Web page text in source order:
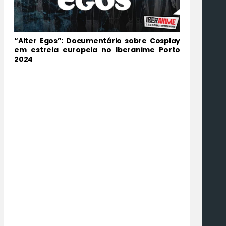
“Alter Egos”: Documentário sobre Cosplay
em estreia europeia no Iberanime Porto
2024